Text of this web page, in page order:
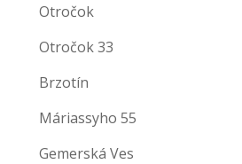
Otročok
Otročok 33
Brzotín
Máriassyho 55
Gemerská Ves